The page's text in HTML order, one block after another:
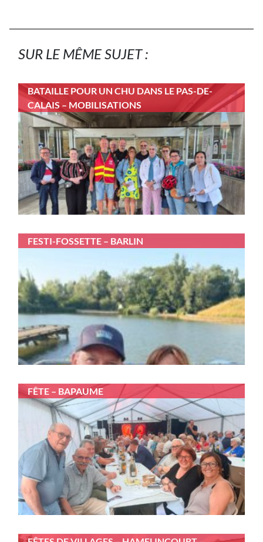
SUR LE MÊME SUJET :
BATAILLE POUR UN CHU DANS LE PAS-DE-
CALAIS – MOBILISATIONS
FESTI-FOSSETTE – BARLIN
FÊTE – BAPAUME